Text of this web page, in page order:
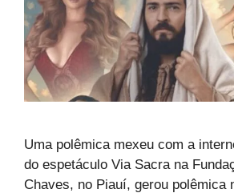
Uma polêmica mexeu com a
do espetáculo Via Sacra na
Chaves, no Piauí, gerou polêmica